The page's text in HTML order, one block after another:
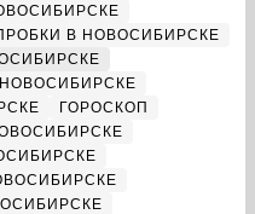
В НОВОСИБИРСКЕ
ГОРОСКОП